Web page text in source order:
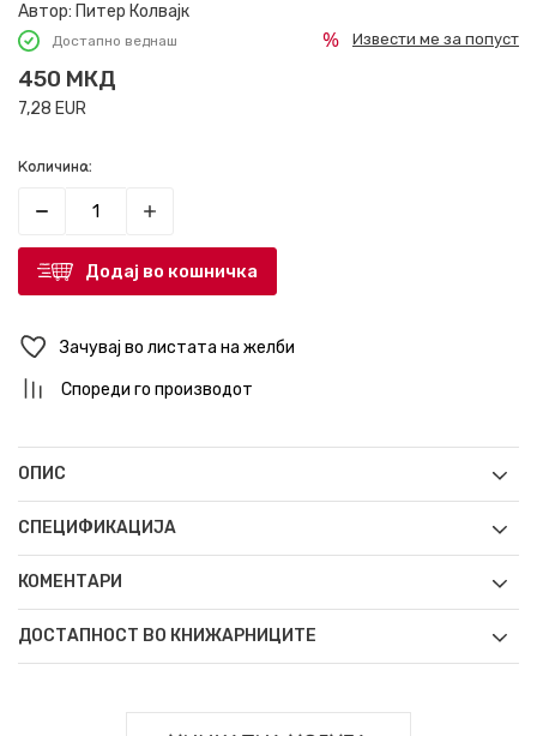
Автор: Питер Колвајк
Достапно веднаш
450 МКД
7,28 EUR
Извести ме за попуст
Количина:
Додај во кошничка
Зачувај во листата на желби
Спореди го производот
ОПИС
СПЕЦИФИКАЦИЈА
КОМЕНТАРИ
ДОСТАПНОСТ ВО КНИЖАРНИЦИТЕ